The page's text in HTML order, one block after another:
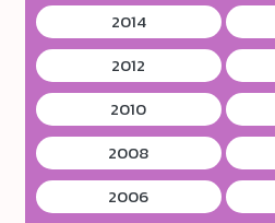
2014
2012
2010
2008
2006